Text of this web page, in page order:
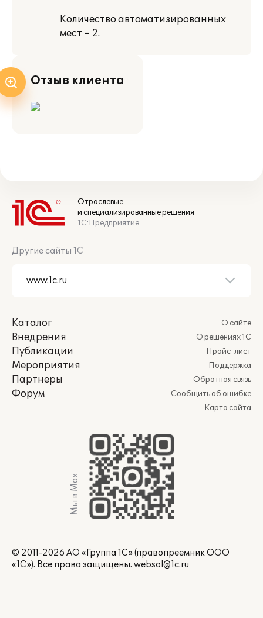
Количество автоматизированных
мест – 2.
Отзыв клиента
Отраслевые
и специализированные решения
1С:Предприятие
Другие сайты 1С
Каталог
Внедрения
Публикации
Мероприятия
Партнеры
Форум
О сайте
О решениях 1С
Прайс-лист
Поддержка
Обратная связь
Сообщить об ошибке
Карта сайта
Мы в Max
© 2011-2026 АО «Группа 1С» (правопреемник ООО
«1С»). Все права защищены. websol@1c.ru